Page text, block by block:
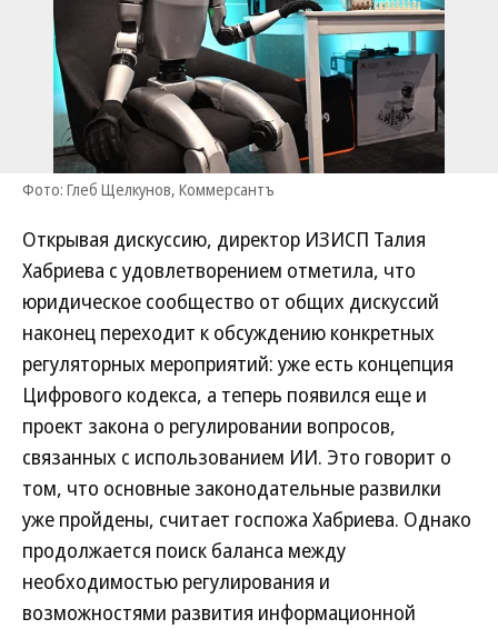
Фото: Глеб Щелкунов, Коммерсантъ
Открывая дискуссию, директор ИЗИСП Талия
Хабриева с удовлетворением отметила, что
юридическое сообщество от общих дискуссий
наконец переходит к обсуждению конкретных
регуляторных мероприятий: уже есть концепция
Цифрового кодекса, а теперь появился еще и
проект закона о регулировании вопросов,
связанных с использованием ИИ. Это говорит о
том, что основные законодательные развилки
уже пройдены, считает госпожа Хабриева. Однако
продолжается поиск баланса между
необходимостью регулирования и
возможностями развития информационной